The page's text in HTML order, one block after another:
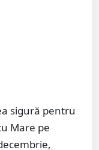
sigură pentru
Mare pe